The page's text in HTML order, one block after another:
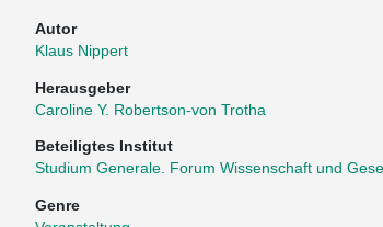
Autor
Klaus Nippert
Herausgeber
Caroline Y. Robertson-von Trotha
Beteiligtes Institut
Studium Generale. Forum Wissenschaft und
Genre